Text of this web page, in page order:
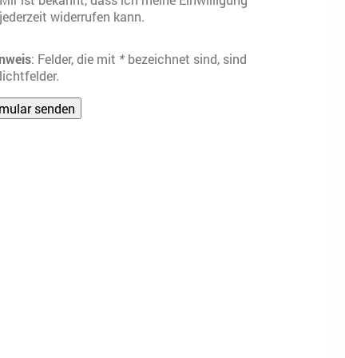
jederzeit widerrufen kann.
: Felder, die mit *bezeichnet sind, sind